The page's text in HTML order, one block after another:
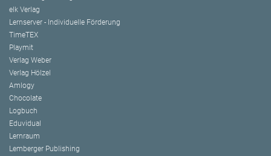
elk Verlag
Lernserver - Individuelle Förderung
TimeTEX
Playmit
Verlag Weber
Verlag Hölzel
Amlogy
Chocolate
Logbuch
Eduvidual
Lernraum
Lemberger Publishing